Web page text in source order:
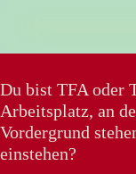
Du bist TFA oder
Arbeitsplatz, an
Vordergrund
einstehen?